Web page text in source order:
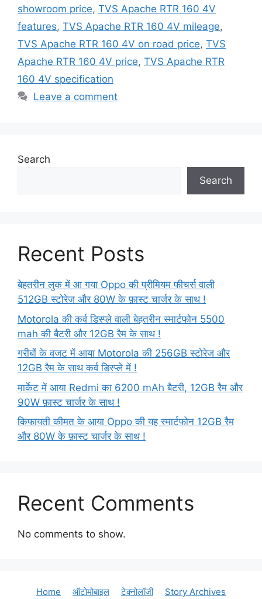
showroom price, TVS Apache RTR 160 4V
features, TVS Apache RTR 160 4V mileage,
TVS Apache RTR 160 4V on road price, TVS
Apache RTR 160 4V price, TVS Apache RTR
160 4V specification
Leave a comment
Search
Search
Recent Posts
बेहतरीन लुक में आ गया Oppo की प्रीमियम फीचर्स वाली
512GB स्टोरेज और 80W के फ़ास्ट चार्जर के साथ !
Motorola की कर्व डिस्प्ले वाली बेहतरीन स्मार्टफोन 5500
mah की बैटरी और 12GB रैम के साथ !
गरीबों के वजट में आया Motorola की 256GB स्टोरेज और
12GB रैम के साथ कर्व डिस्प्ले में !
मार्केट में आया Redmi का 6200 mAh बैटरी, 12GB रैम और
90W फ़ास्ट चार्जर के साथ !
किफायती कीमत के आया Oppo की यह स्मार्टफोन 12GB रैम
और 80W के फ़ास्ट चार्जर के साथ !
Recent Comments
No comments to show.
Home ऑटोमोबाइल टेक्नोलॉजी Story Archives